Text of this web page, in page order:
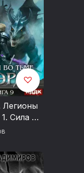
Легионы
Сила и